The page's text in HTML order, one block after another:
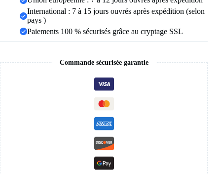
International : 7 à 15 jours ouvrés après expédition (selon
pays )
Paiements 100 % sécurisés grâce au cryptage SSL
Commande sécurisée garantie